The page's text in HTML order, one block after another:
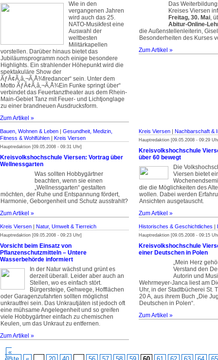
Wie in den
vergangenen Jahren
wird auch das 25.
NATO-Musikfest eine
Auswahl der
weltbesten
Militärkapellen
vorstellen. Darüber hinaus bietet das
Jubiläumsprogramm noch einige besondere
Highlights. Ein strahlender Höhepunkt wird die
spektakuläre Show der
ÃƒÂ¢Ã‚â‚¬Ã‚Å¾firedancer“ sein. Unter dem
Motto ÃƒÂ¢Ã‚â‚¬Ã‚Å¾Ein Funke springt über“
verbindet das Feuertanztheater aus dem Rhein-
Main-Gebiet Tanz mit Feuer- und Lichtjonglage
zu einer brandneuen Ausdrucksform.
Zum Artikel »
Das
Kreises Viersen
Freitag, 30. Mai,
Abitur-Online-
die Außenstellenleiterin,
Besonderheiten des Kurses
Zum Artikel »
Bauen, Wohnen & Leben | Gesundheit, Medizin,
Fitness & Wohlfühlen | Kreis Viersen
Hauptredaktion [09.05.2008 - 09:31 Uhr]
Kreisvolkshochschule Viersen: Vortrag über
Wellnessgarten
Was sollten Hobbygärtner
beachten, wenn sie einen
„Wellnessgarten“ gestalten
möchten, der Ruhe und Entspannung fördert,
Harmonie, Geborgenheit und Schutz ausstrahlt?
Zum Artikel »
Kreis Viersen | Nachbarschaft &
Hauptredaktion [09.05.2008 - 09:29
Kreisvolkshochschule
über 60 bewegt
Die
Viersen bietet
die die Möglichkeiten des
wollen. Dabei werden
Ansichten ausgetauscht.
Zum Artikel »
Kreis Viersen | Natur, Umwelt & Tierreich
Hauptredaktion [09.05.2008 - 09:23 Uhr]
Vorsicht beim Einsatz von
Pflanzenschutzmitteln – Untere
Wasserbehörde informiert
In der Natur wächst und grünt es
derzeit überall. Leider aber auch an
Stellen, wo es einfach stört.
Bürgersteige, Gehwege, Hofflächen
oder Garagenzufahrten sollten möglichst
unkrautfrei sein. Das Unkrautjäten ist jedoch oft
eine mühsame Angelegenheit und so greifen
viele Hobbygärtner einfach zu chemischen
Keulen, um das Unkraut zu entfernen.
Zum Artikel »
Historisches & Geschichtliches |
Hauptredaktion [09.05.2008 - 09:15
Kreisvolkshochschule
einer Deutschen in Polen
„Mein Herz
Verstand den
Autorin und
Wehrmeyer-Janca liest am
Uhr, in der Stadtbücherei St.
20 A, aus ihrem Buch „Die
Deutschen in Polen“.
Zum Artikel »
«